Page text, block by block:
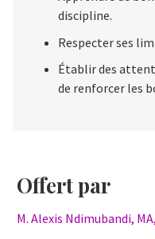
Offert par
M. Alexis Ndimubandi,
discipline.
Respecter ses
Établir des
de renforcer les